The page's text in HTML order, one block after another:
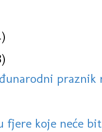
praznik
fjere koje neće